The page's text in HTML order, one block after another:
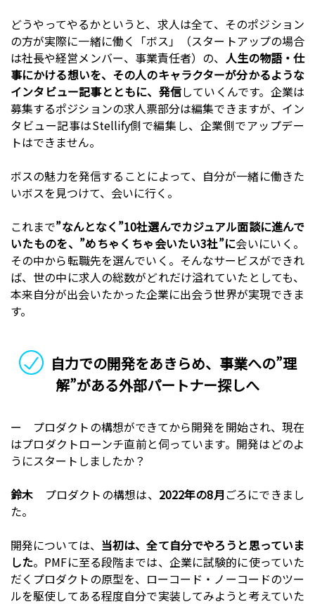
どうやってやるかというと、求人は全て、そのポジション
の方が実際に一緒に働く「ボス」（スタートアップの場合
は社長や経営メンバー、事業責任者）の、 人生の物語・仕
事にかける想いを、その人のキャラクターが分かるような
インタビュー記事とともに、発信していくんです。企業は
募集するポジションの求人票部分は編集できますが、イン
タビュー記事はStellify側で編集し、企業側でアップデー
トはできません。
ボスの魅力を発信することによって、自分が一緒に働きた
いボスを見つけて、会いに行く。
これまで”なんとなく”10社選んでカジュアル面談に進んで
いたものを、”めちゃくちゃ会いたい3社”に会いにいく。
その中から転職先を選んでいく。そんなサービスができれ
ば、世の中に求人の総数がどれだけ溢れていたとしても、
本来自分が出会いたかった企業に出会う世界が実現できま
す。
自力での開発をあきらめ、事業への”理
解”がある外部パートナー探しへ
ー プロダクトの構想ができてから開発を開始され、現在
はプロダクトローンチ直前と伺っています。開発はどのよ
うにスタートしましたか？
鈴木 プロダクトの構想は、 2022年の8月ごろにできまし
た。
開発については、 当初は、全て自分でやろうと思っていま
した。PMFに至る段階までは、企業に試験的に使っていた
だくプロダクトの原型を、ローコード・ノーコードのツー
ルを駆使してある程度自分で実装してみようと考えていた